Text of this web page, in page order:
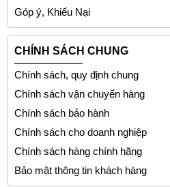
Góp ý, Khiếu Nại
CHÍNH SÁCH CHUNG
Chính sách, quy định chung
Chính sách vận chuyển hàng
Chính sách bảo hành
Chính sách cho doanh nghiệp
Chính sách hàng chính hãng
Bảo mật thông tin khách hàng